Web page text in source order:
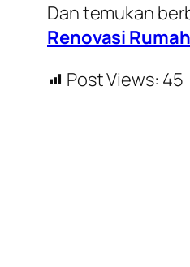
Dan temukan
Renovasi Rumah
Post Views: 45